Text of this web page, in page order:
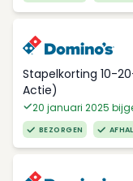
Stapelkorting 10-
Actie)
20 januari 2025
BEZORGEN